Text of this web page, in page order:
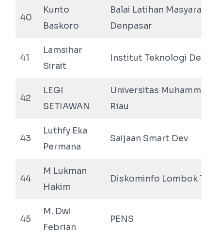
40
Kunto
Baskoro
Balai Latihan Masyarakat
Denpasar
41
Lamsihar
Sirait
Institut Teknologi Del
42
LEGI
SETIAWAN
Universitas
Riau
43
Luthfy Eka
Permana
Saijaan Smart Dev
44
M Lukman
Hakim
Diskominfo Lombok
45
M. Dwi
Febrian
PENS